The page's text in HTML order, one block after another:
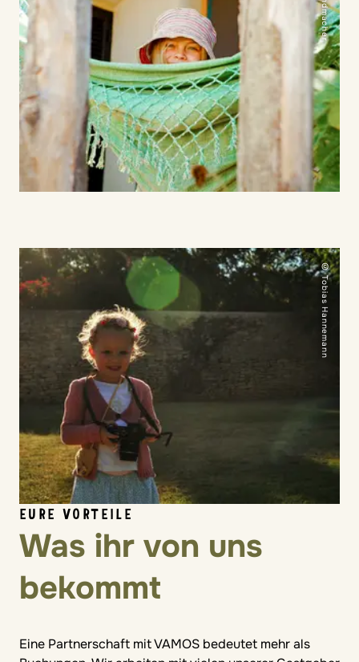
EURE VORTEILE
Was ihr von uns
bekommt
Eine Partnerschaft mit VAMOS bedeutet mehr als
© Tobias Hannemann